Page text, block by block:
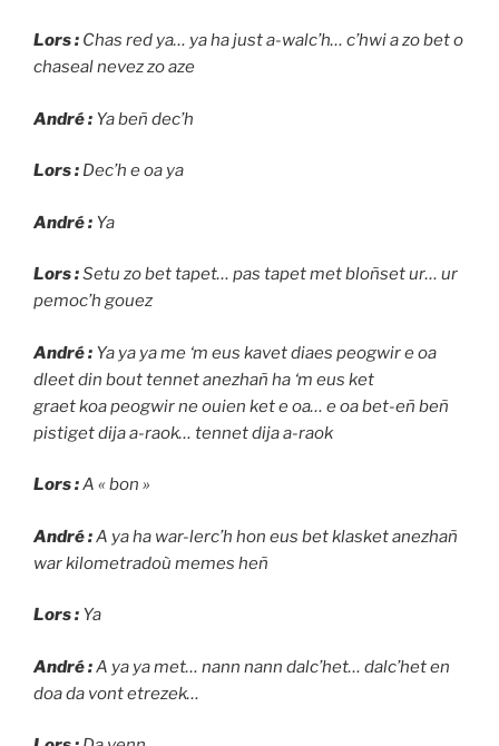
Lors : Chas red ya… ya ha just a-walc’h… c’hwi a zo bet o
chaseal nevez zo aze
André : Ya beñ dec’h
Lors : Dec’h e oa ya
André : Ya
Lors :Setu zo bet tapet… pas tapet met bloñset ur… ur
pemoc’h gouez
André : Ya ya ya me ‘m eus kavet diaes peogwir e oa
dleet din bout tennet anezhañ ha ‘m eus ket
graet koa peogwir ne ouien ket e oa… e oa bet-eñ beñ
pistiget dija a-raok… tennet dija a-raok
Lors :A « bon »
André :A ya ha war-lerc’h hon eus bet klasket anezhañ
war kilometradoù memes heñ
Lors : Ya
André :A ya ya met… nann nann dalc’het… dalc’het en
doa da vont etrezek…